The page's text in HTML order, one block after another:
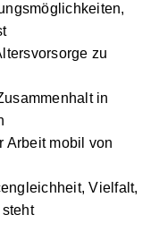
zu
in
Arbeit mobil von
Vielfalt,